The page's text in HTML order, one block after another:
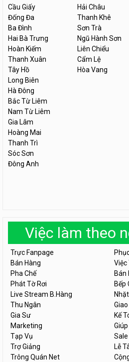
Cầu Giấy
Đống Đa
Ba Đình
Hai Bà Trưng
Hoàn Kiếm
Thanh Xuân
Tây Hồ
Long Biên
Hà Đông
Bắc Từ Liêm
Nam Từ Liêm
Gia Lâm
Hoàng Mai
Thanh Trì
Sóc Sơn
Đông Anh
Hải Châu
Thanh Khê
Sơn Trà
Ngũ Hành Sơn
Liên Chiểu
Cẩm Lệ
Hòa Vang
Việc làm theo
Trực Fanpage
Bán Hàng
Việc
Pha Chế
Bán
Phát Tờ Rơi
Bếp
Live Stream B.Hàng
Thu Ngân
Gia Sư
Kế
Marketing
Tạp Vụ
Trợ Giảng
Lễ
Trông Quán Net